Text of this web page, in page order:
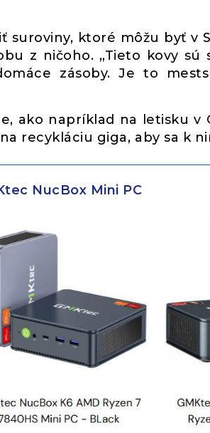
suroviny, ktoré môžu byť v
z ničoho. „Tieto kovy
zásoby. Je to
ako napríklad na letisku v
recykláciu giga, aby sa k
NucBox Mini PC